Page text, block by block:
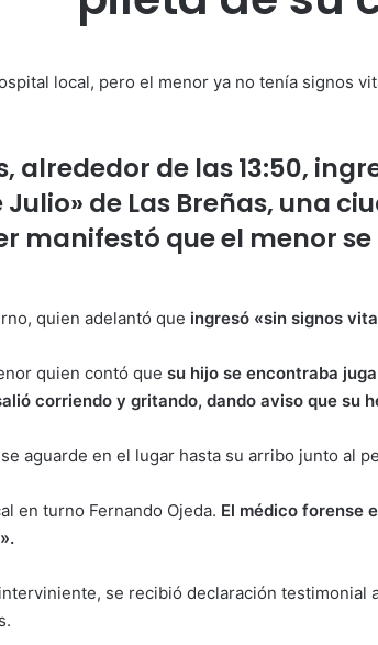
local, pero el menor ya no tenía signos
alrededor de las 13:50,
de Las Breñas, una
manifestó que el menor
quien adelantó que ingresó «sin signos
quien contó que su hijo se encontraba
corriendo y gritando, dando aviso que su
aguarde en el lugar hasta su arribo junto al
en turno Fernando Ojeda. El médico forense
se recibió declaración testimonial